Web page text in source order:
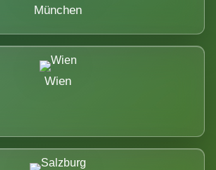
München
Wien